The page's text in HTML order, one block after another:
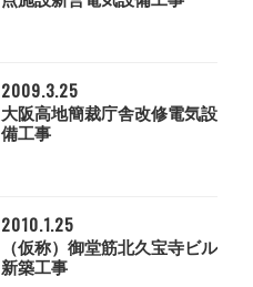
2009.3.25
大阪高地簡裁庁舎改修電気設
備工事
2010.1.25
（仮称）御堂筋北久宝寺ビル
新築工事